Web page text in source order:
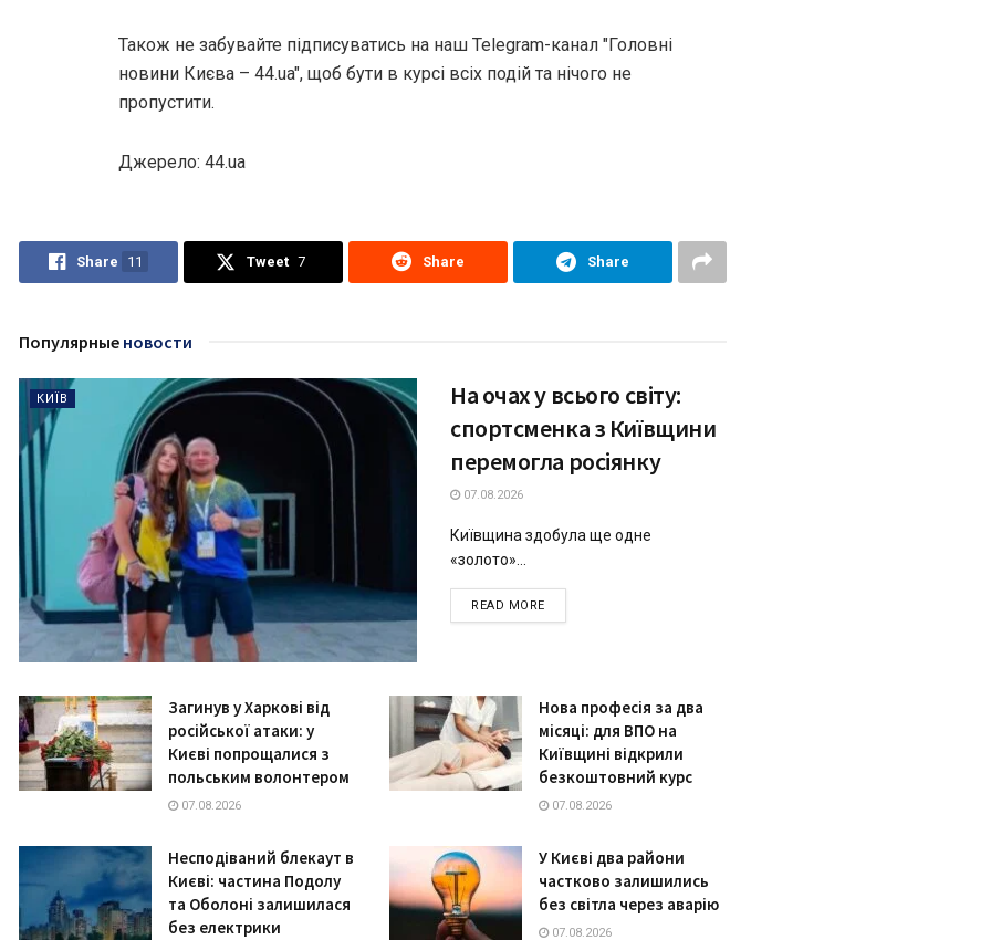
Також не забувайте підписуватись на наш Telegram-канал "Головні
новини Києва – 44.ua", щоб бути в курсі всіх подій та нічого не
пропустити.
Джерело: 44.ua
Share 11 Tweet 7 Share Share
Популярные новости
КИЇВ
На очах у всього світу:
спортсменка з Київщини
перемогла росіянку
07.08.2026
Київщина здобула ще одне
«золото»...
READ MOREDETAILS
Загинув у Харкові від
російської атаки: у
Києві попрощалися з
польським волонтером
07.08.2026
Нова професія за два
місяці: для ВПО на
Київщині відкрили
безкоштовний курс
07.08.2026
Несподіваний блекаут в
Києві: частина Подолу
та Оболоні залишилася
без електрики
У Києві два райони
частково залишились
без світла через аварію
07.08.2026